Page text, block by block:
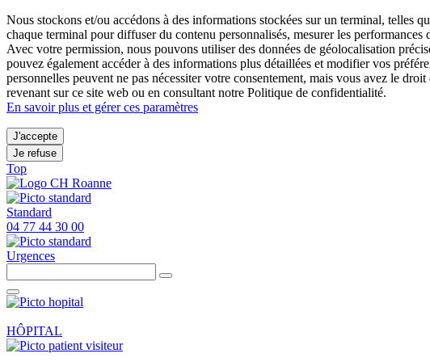
Nous stockons et/ou accédons à des informations stockées sur un terminal, telles
chaque terminal pour diffuser du contenu personnalisés, mesurer les
Avec votre permission, nous pouvons utiliser des données de géolocalisation
pouvez également accéder à des informations plus détaillées et modifier vos
personnelles peuvent ne pas nécessiter votre consentement, mais vous avez le
revenant sur ce site web ou en consultant notre Politique de confidentialité.
En savoir plus et gérer ces paramètres
J'accepte
Je refuse
Top
Standard
04 77 44 30 00
Urgences
HÔPITAL